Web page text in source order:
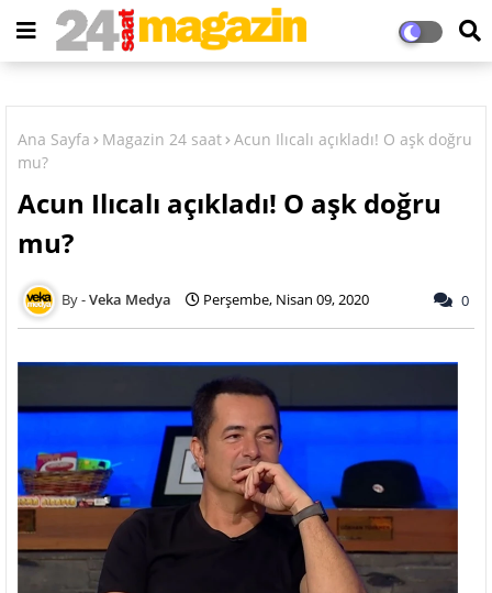
Ana Sayfa Magazin 24 saat Acun Ilıcalı açıkladı! O aşk doğru
mu?
Acun Ilıcalı açıkladı! O aşk doğru
mu?
Veka Medya Perşembe, Nisan 09, 2020 0